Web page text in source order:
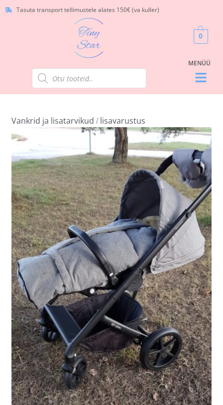
Tasuta transport tellimustele alates 150€ (va kuller)
0
Vankrid ja lisatarvikud /lisavarustus